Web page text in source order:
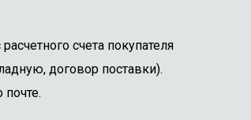
счета покупателя
договор поставки).